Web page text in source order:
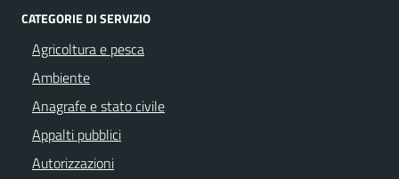
CATEGORIE DI SERVIZIO
Agricoltura e pesca
Ambiente
Anagrafe e stato civile
Appalti pubblici
Autorizzazioni